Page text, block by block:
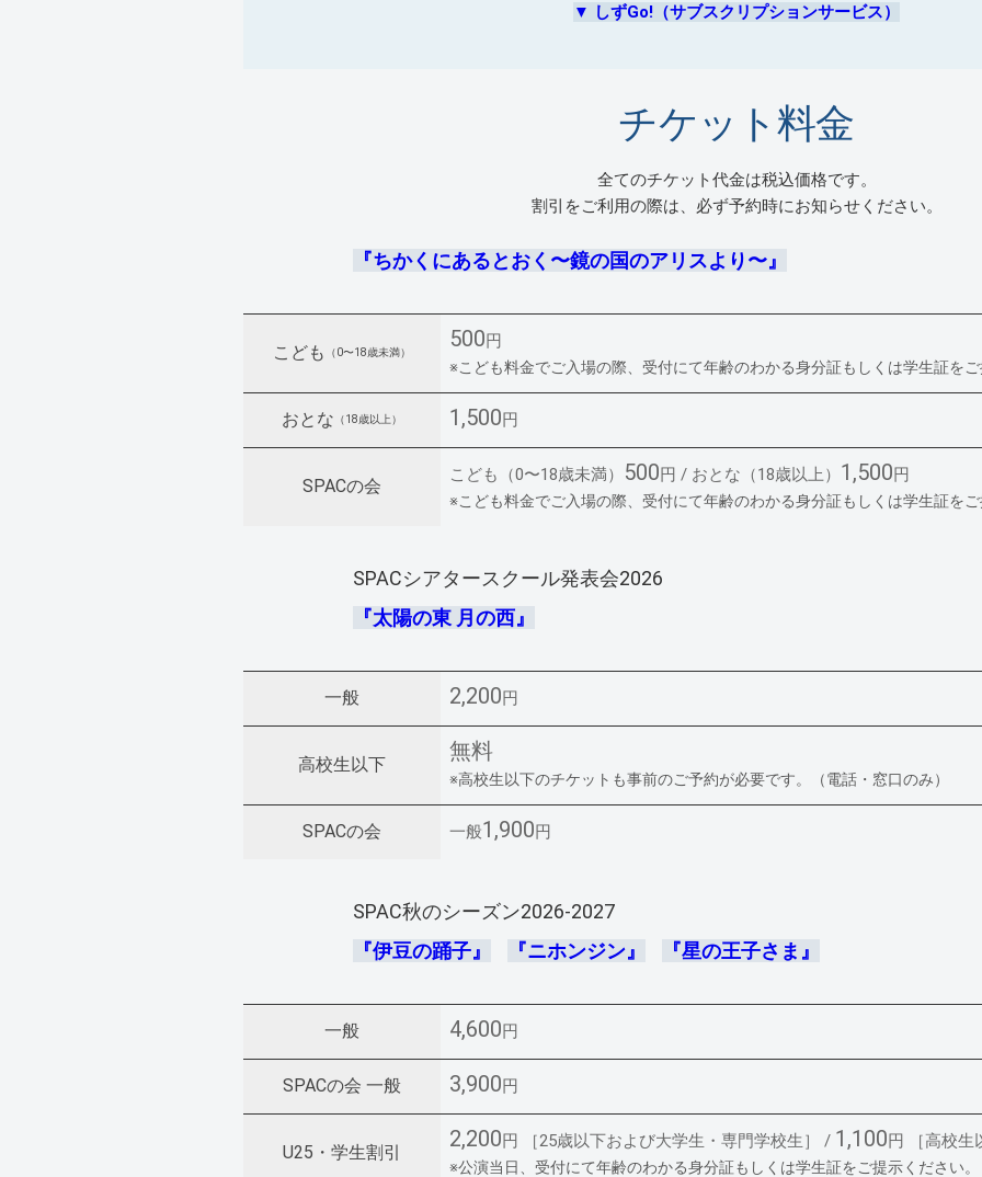
▼ しずGo!（サブスクリプションサービス）
チケット料金
全てのチケット代金は税込価格です。
割引をご利用の際は、必ず予約時にお知らせください。
『ちかくにあるとおく〜鏡の国のアリスより〜』
こども （0〜18歳未満）
500円
※こども料金でご入場の際、受付にて年齢のわかる身分証もしくは学生証をご
おとな （18歳以上） 1,500円
SPACの会
こども（0〜18歳未満） 500円 / おとな（18歳以上） 1,500円
※こども料金でご入場の際、受付にて年齢のわかる身分証もしくは学生証をご
SPACシアタースクール発表会2026
『太陽の東 月の西』
一般 2,200円
高校生以下
無料
※高校生以下のチケットも事前のご予約が必要です。（電話・窓口のみ）
SPACの会 一般1,900円
SPAC秋のシーズン2026-2027
『伊豆の踊子』
『ニホンジン』 『星の王子さま』
一般 4,600円
SPACの会 一般 3,900円
U25・学生割引
2,200円 ［25歳以下および大学生・専門学校生］ / 1,100円 ［高校生
※公演当日、受付にて年齢のわかる身分証もしくは学生証をご提示ください。